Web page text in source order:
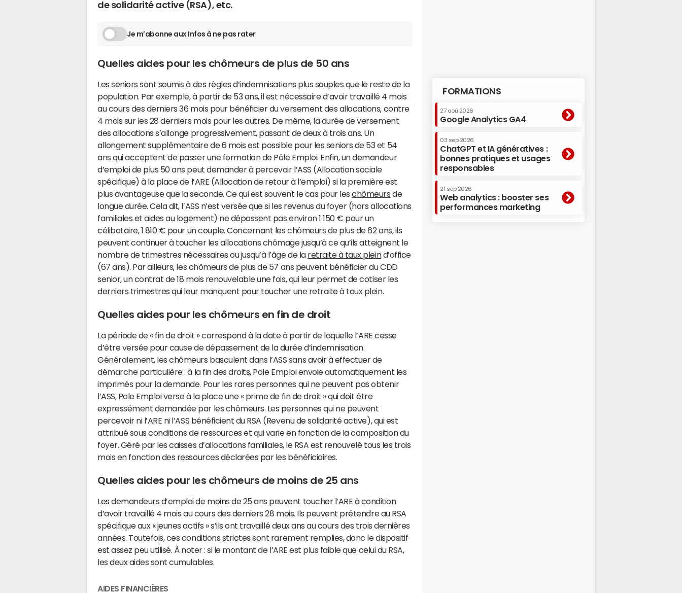
de solidarité active (RSA), etc.
Je m’abonne aux Infos à ne pas rater
Quelles aides pour les chômeurs de plus de 50 ans
Les seniors sont soumis à des règles d’indemnisations plus souples que le reste de la
population. Par exemple, à partir de 53 ans, il est nécessaire d’avoir travaillé 4 mois
au cours des derniers 36 mois pour bénéficier du versement des allocations, contre
4 mois sur les 28 derniers mois pour les autres. De même, la durée de versement
des allocations s’allonge progressivement, passant de deux à trois ans. Un
allongement supplémentaire de 6 mois est possible pour les seniors de 53 et 54
ans qui acceptent de passer une formation de Pôle Emploi. Enfin, un demandeur
d’emploi de plus 50 ans peut demander à percevoir l’ASS (Allocation sociale
spécifique) à la place de l’ARE (Allocation de retour à l’emploi) si la première est
plus avantageuse que la seconde. Ce qui est souvent le cas pour leschômeurs de
longue durée. Cela dit, l’ASS n’est versée que si les revenus du foyer (hors allocations
familiales et aides au logement) ne dépassent pas environ 1 150 € pour un
célibataire, 1 810 € pour un couple. Concernant les chômeurs de plus de 62 ans, ils
peuvent continuer à toucher les allocations chômage jusqu’à ce qu’ils atteignent le
nombre de trimestres nécessaires ou jusqu’à l’âge de la retraite à taux pleind’office
(67 ans). Par ailleurs, les chômeurs de plus de 57 ans peuvent bénéficier du CDD
senior, un contrat de 18 mois renouvelable une fois, qui leur permet de cotiser les
derniers trimestres qui leur manquent pour toucher une retraite à taux plein.
Quelles aides pour les chômeurs en fin de droit
La période de « fin de droit » correspond à la date à partir de laquelle l’ARE cesse
d’être versée pour cause de dépassement de la durée d’indemnisation.
Généralement, les chômeurs basculent dans l’ASS sans avoir à effectuer de
démarche particulière : à la fin des droits, Pole Emploi envoie automatiquement les
imprimés pour la demande. Pour les rares personnes qui ne peuvent pas obtenir
l’ASS, Pole Emploi verse à la place une « prime de fin de droit » qui doit être
expressément demandée par les chômeurs. Les personnes qui ne peuvent
percevoir ni l’ARE ni l’ASS bénéficient du RSA (Revenu de solidarité active), qui est
attribué sous conditions de ressources et qui varie en fonction de la composition du
foyer. Géré par les caisses d’allocations familiales, le RSA est renouvelé tous les trois
mois en fonction des ressources déclarées par les bénéficiaires.
Quelles aides pour les chômeurs de moins de 25 ans
Les demandeurs d’emploi de moins de 25 ans peuvent toucher l’ARE à condition
d’avoir travaillé 4 mois au cours des derniers 28 mois. Ils peuvent prétendre au RSA
spécifique aux « jeunes actifs » s’ils ont travaillé deux ans au cours des trois dernières
années. Toutefois, ces conditions strictes sont rarement remplies, donc le dispositif
est assez peu utilisé. À noter : si le montant de l’ARE est plus faible que celui du RSA,
les deux aides sont cumulables.
AIDES FINANCIÈRES
FORMATIONS
27 aoû 2026
Google Analytics GA4
03 sep 2026
ChatGPT et IA génératives :
bonnes pratiques et usages
responsables
21 sep 2026
Web analytics : booster ses
performances marketing